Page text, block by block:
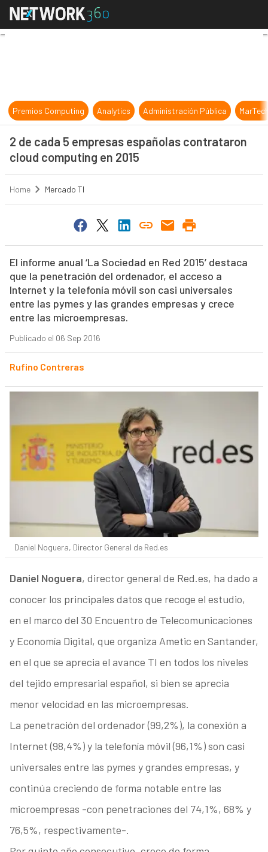
2 de cada 5 empresas españolas
Premios Computing Analytics Administración Pública
2 de cada 5 empresas españolas contrataron
cloud computing en 2015
Home Mercado TI
El informe anual ‘La Sociedad en Red 2015’ destaca
que la penetración del ordenador, el acceso a
Internet y la telefonía móvil son casi universales
entre las pymes y las grandes empresas y crece
entre las microempresas.
Publicado el 06 Sep 2016
Rufino Contreras
Daniel Noguera, Director General de Red.es
Daniel Noguera, director general de Red.es, ha dado a
conocer los principales datos que recoge el estudio,
en el marco del 30 Encuentro de Telecomunicaciones
y Economía Digital, que organiza Ametic en Santander,
en el que se aprecia el avance TI en todos los niveles
del tejido empresarial español, si bien se aprecia
menor velocidad en las microempresas.
La penetración del ordenador (99,2%), la conexión a
Internet (98,4%) y la telefonía móvil (96,1%) son casi
universales entre las pymes y grandes empresas, y
continúa creciendo de forma notable entre las
microempresas -con penetraciones del 74,1%, 68% y
76,5%, respectivamente-.